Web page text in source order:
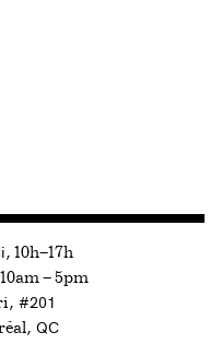
10h—17h
10am — 5pm
, #201
, QC